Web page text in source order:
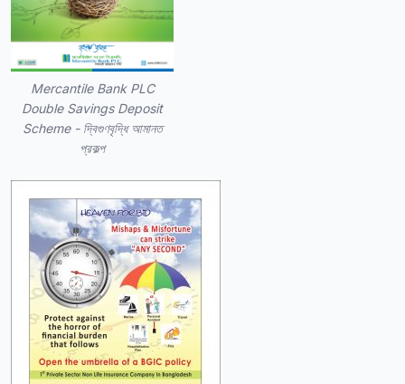
Mercantile Bank PLC
Double Savings Deposit
Scheme - দ্বিগুণবৃদ্ধি আমানত
প্রকল্প